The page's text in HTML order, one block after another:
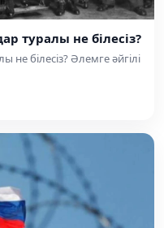
туралы не білесіз?
не білесіз? Әлемге әйгілі